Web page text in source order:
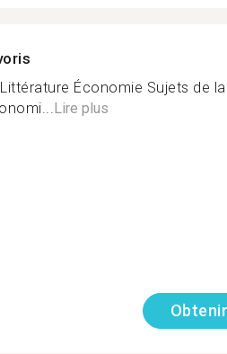
Économie Sujets de
Lire plus